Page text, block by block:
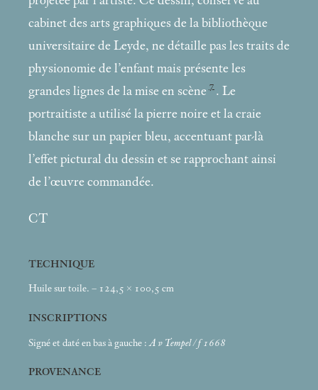
cabinet des arts graphiques de la bibliothèque
universitaire de Leyde, ne détaille pas les traits de
physionomie de l’enfant mais présente les
grandes lignes de la mise en scène 7 . Le
portraitiste a utilisé la pierre noire et la craie
blanche sur un papier bleu, accentuant par-là
l’effet pictural du dessin et se rapprochant ainsi
de l’œuvre commandée.
CT
TECHNIQUE
Huile sur toile. – 124,5 × 100,5 cm
INSCRIPTIONS
Signé et daté en bas à gauche :A v Tempel / f 1668
PROVENANCE